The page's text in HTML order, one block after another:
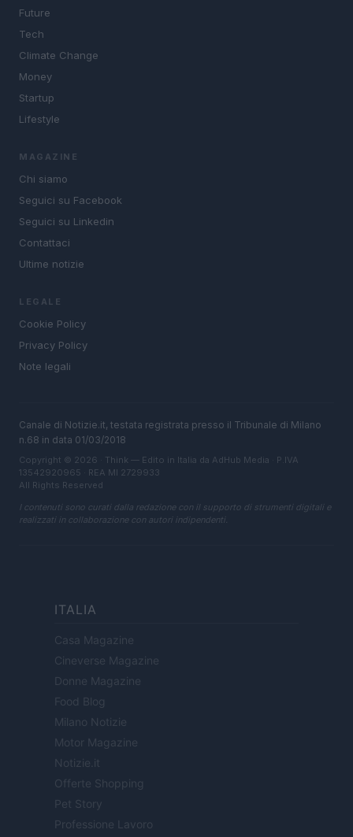
Future
Tech
Climate Change
Money
Startup
Lifestyle
MAGAZINE
Chi siamo
Seguici su Facebook
Seguici su Linkedin
Contattaci
Ultime notizie
LEGALE
Cookie Policy
Privacy Policy
Note legali
Canale di Notizie.it, testata registrata presso il Tribunale di Milano
n.68 in data 01/03/2018
Copyright © 2026 · Think — Edito in Italia da AdHub Media · P.IVA
13542920965 · REA MI 2729933
All Rights Reserved
I contenuti sono curati dalla redazione con il supporto di strumenti digitali e
realizzati in collaborazione con autori indipendenti.
ITALIA
Casa Magazine
Cineverse Magazine
Donne Magazine
Food Blog
Milano Notizie
Motor Magazine
Notizie.it
Offerte Shopping
Pet Story
Professione Lavoro